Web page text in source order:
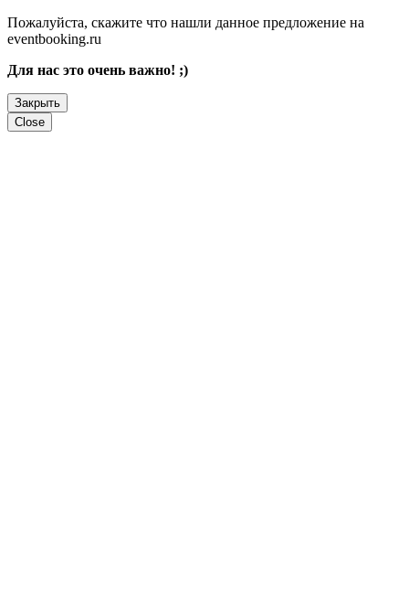
Пожалуйста, скажите что нашли данное предложение на
eventbooking.ru
Для нас это очень важно! ;)
Закрыть
Close